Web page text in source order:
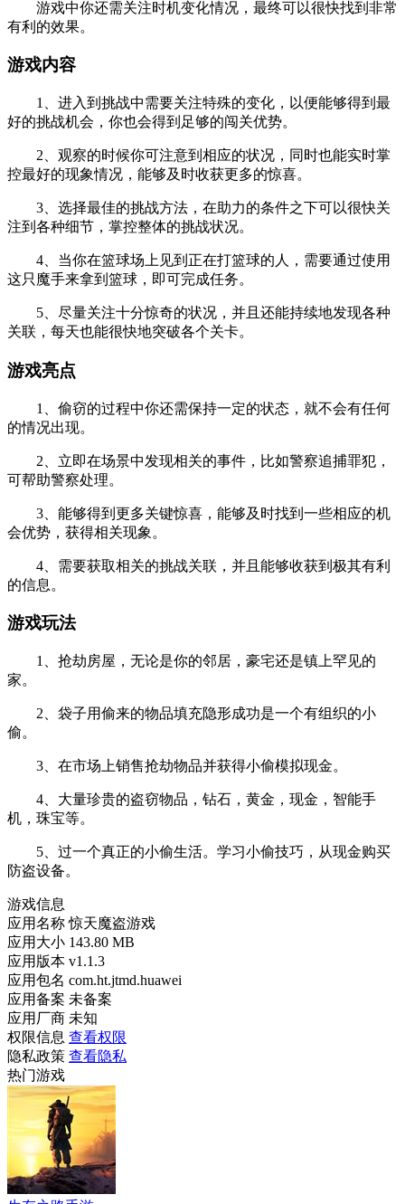
游戏中你还需关注时机变化情况，最终可以很快找到非常
有利的效果。
游戏内容
1、进入到挑战中需要关注特殊的变化，以便能够得到最
好的挑战机会，你也会得到足够的闯关优势。
2、观察的时候你可注意到相应的状况，同时也能实时掌
控最好的现象情况，能够及时收获更多的惊喜。
3、选择最佳的挑战方法，在助力的条件之下可以很快关
注到各种细节，掌控整体的挑战状况。
4、当你在篮球场上见到正在打篮球的人，需要通过使用
这只魔手来拿到篮球，即可完成任务。
5、尽量关注十分惊奇的状况，并且还能持续地发现各种
关联，每天也能很快地突破各个关卡。
游戏亮点
1、偷窃的过程中你还需保持一定的状态，就不会有任何
的情况出现。
2、立即在场景中发现相关的事件，比如警察追捕罪犯，
可帮助警察处理。
3、能够得到更多关键惊喜，能够及时找到一些相应的机
会优势，获得相关现象。
4、需要获取相关的挑战关联，并且能够收获到极其有利
的信息。
游戏玩法
1、抢劫房屋，无论是你的邻居，豪宅还是镇上罕见的
家。
2、袋子用偷来的物品填充隐形成功是一个有组织的小
偷。
3、在市场上销售抢劫物品并获得小偷模拟现金。
4、大量珍贵的盗窃物品，钻石，黄金，现金，智能手
机，珠宝等。
5、过一个真正的小偷生活。学习小偷技巧，从现金购买
防盗设备。
游戏信息
应用名称 惊天魔盗游戏
应用大小 143.80 MB
应用版本 v1.1.3
应用包名 com.ht.jtmd.huawei
应用备案 未备案
应用厂商 未知
权限信息 查看权限
隐私政策 查看隐私
热门游戏